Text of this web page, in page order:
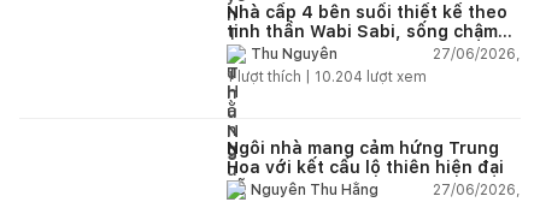
Nhà cấp 4 bên suối thiết kế theo
tinh thần Wabi Sabi, sống chậm
giữa thiên nhiên
Thu Nguyễn
27/06/2026,
1lượt thích | 10.204 lượt xem
Ngôi nhà mang cảm hứng Trung
Hoa với kết cấu lộ thiên hiện đại
Nguyễn Thu Hằng
27/06/2026,